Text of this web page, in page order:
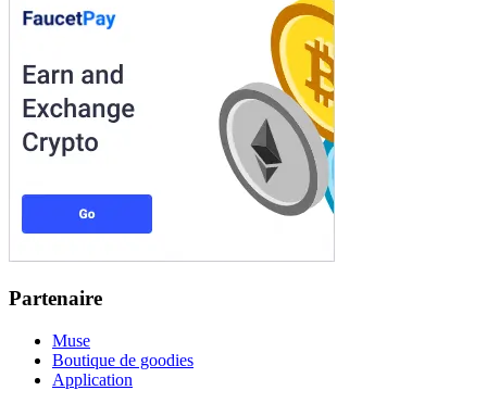
Partenaire
Muse
Boutique de goodies
Application